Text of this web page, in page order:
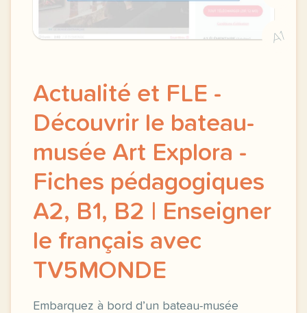
A1
Actualité et FLE -
Découvrir le bateau-
musée Art Explora -
Fiches pédagogiques
A2, B1, B2 | Enseigner
le français avec
TV5MONDE
Embarquez à bord d’un bateau-musée